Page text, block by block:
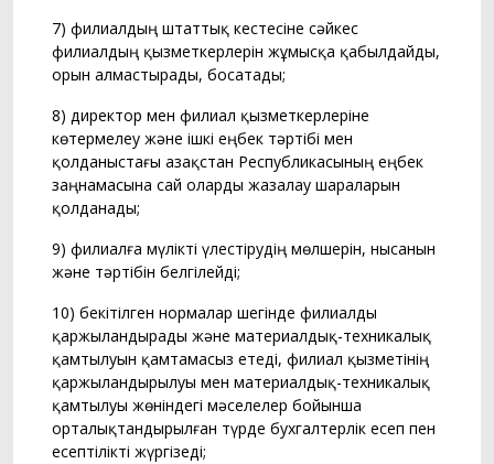
7) филиалдың штаттық кестесіне сәйкес
филиалдың қызметкерлерін жұмысқа қабылдайды,
орын алмастырады, босатады;
8) директор мен филиал қызметкерлеріне
көтермелеу және ішкі еңбек тәртібі мен
қолданыстағы Қазақстан Республикасының еңбек
заңнамасына сай оларды жазалау шараларын
қолданады;
9) филиалға мүлікті үлестірудің мөлшерін, нысанын
және тәртібін белгілейді;
10) бекітілген нормалар шегінде филиалды
қаржыландырады және материалдық-техникалық
қамтылуын қамтамасыз етеді, филиал қызметінің
қаржыландырылуы мен материалдық-техникалық
қамтылуы жөніндегі мәселелер бойынша
орталықтандырылған түрде бухгалтерлік есеп пен
есептілікті жүргізеді;